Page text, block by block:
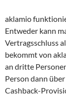
aklamio
Entweder kann
Vertragsschluss
bekommt von
an dritte
Person dann
Cashback-